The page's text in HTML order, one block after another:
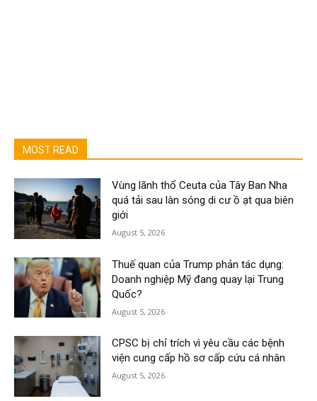
MOST READ
Vùng lãnh thổ Ceuta của Tây Ban Nha
quá tải sau làn sóng di cư ồ ạt qua biên
giới
August 5, 2026
Thuế quan của Trump phản tác dụng:
Doanh nghiệp Mỹ đang quay lại Trung
Quốc?
August 5, 2026
CPSC bị chỉ trích vì yêu cầu các bệnh
viện cung cấp hồ sơ cấp cứu cá nhân
August 5, 2026